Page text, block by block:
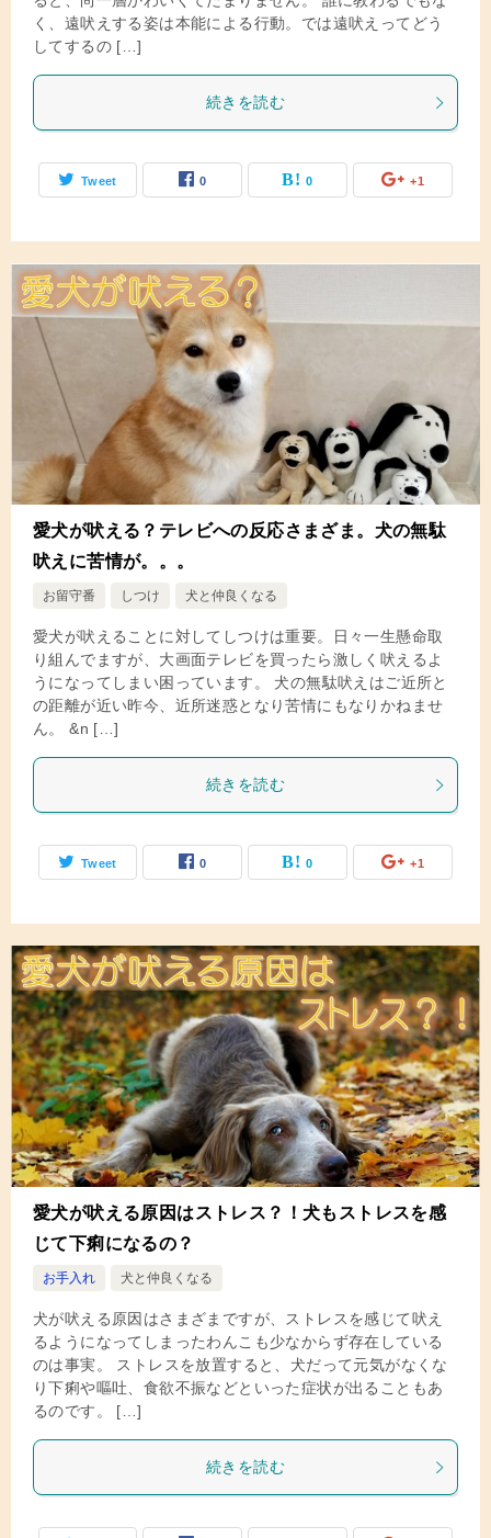
く、遠吠えする姿は本能による行動。では遠吠えってどう
してするの […]
続きを読む
Tweet 0 0 +1
愛犬が吠える？テレビへの反応さまざま。犬の無駄
吠えに苦情が。。。
お留守番 しつけ 犬と仲良くなる
愛犬が吠えることに対してしつけは重要。日々一生懸命取
り組んでますが、大画面テレビを買ったら激しく吠えるよ
うになってしまい困っています。 犬の無駄吠えはご近所と
の距離が近い昨今、近所迷惑となり苦情にもなりかねませ
ん。 &n […]
続きを読む
Tweet 0 0 +1
愛犬が吠える原因はストレス？！犬もストレスを感
じて下痢になるの？
お手入れ 犬と仲良くなる
犬が吠える原因はさまざまですが、ストレスを感じて吠え
るようになってしまったわんこも少なからず存在している
のは事実。 ストレスを放置すると、犬だって元気がなくな
り下痢や嘔吐、食欲不振などといった症状が出ることもあ
るのです。 […]
続きを読む